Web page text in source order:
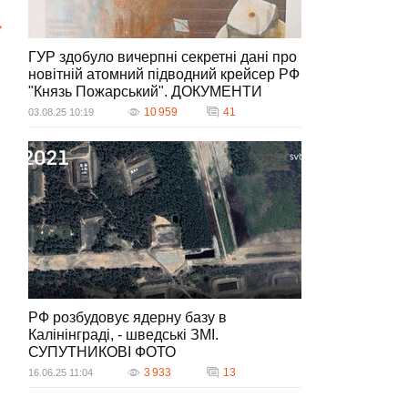
ГУР здобуло вичерпні секретні дані про
новітній атомний підводний крейсер РФ
"Князь Пожарський". ДОКУМЕНТИ
03.08.25 10:19 10 959 41
РФ розбудовує ядерну базу в
Калінінграді, - шведські ЗМІ.
СУПУТНИКОВІ ФОТО
16.06.25 11:04 3 933 13